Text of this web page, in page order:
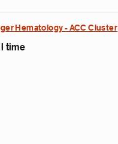
Hematology - ACC Cluster
time